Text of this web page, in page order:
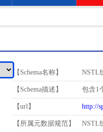
【Schema名称】 NSTL
【Schema描述】 包含1
【url】 http://
【所属元数据规范】 NSTL